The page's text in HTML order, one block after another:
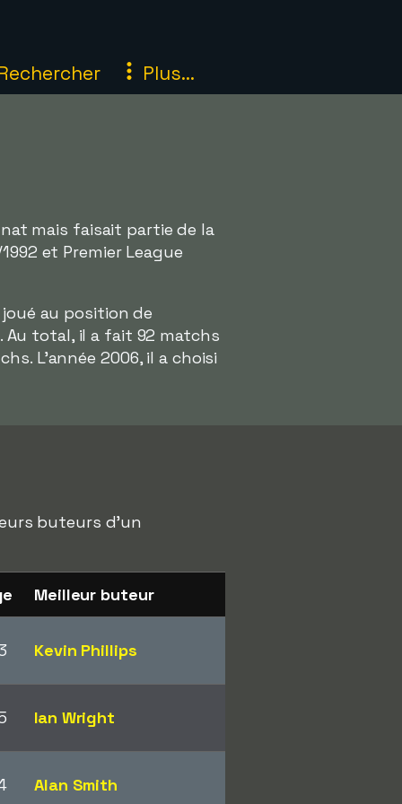
Plus...
mais faisait partie de la
et Premier League
au position de
Au total, il a fait 92 matchs
L'année 2006, il a choisi
buteurs d'un
Meilleur buteur
Kevin Phillips
Ian Wright
Alan Smith